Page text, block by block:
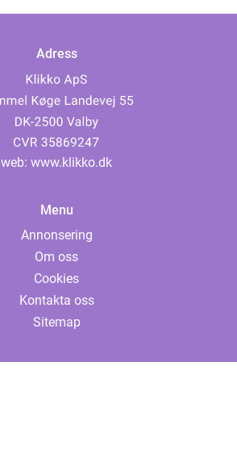
Adress
web: www.klikko.dk
Menu
Annonsering
Om oss
Cookies
Kontakta oss
Sitemap